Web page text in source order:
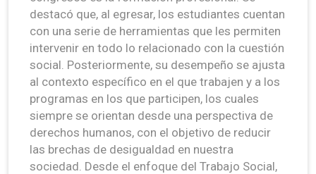
destacó que, al egresar, los estudiantes cuentan
con una serie de herramientas que les permiten
intervenir en todo lo relacionado con la cuestión
social. Posteriormente, su desempeño se ajusta
al contexto específico en el que trabajen y a los
programas en los que participen, los cuales
siempre se orientan desde una perspectiva de
derechos humanos, con el objetivo de reducir
las brechas de desigualdad en nuestra
sociedad. Desde el enfoque del Trabajo Social,